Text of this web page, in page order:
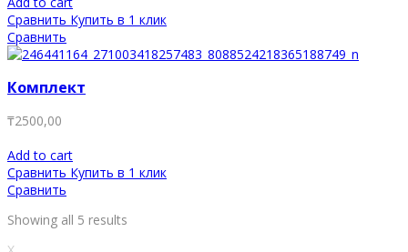
Сравнить Купить в 1 клик
Сравнить
Комплект
₸2500,00
Add to cart
Сравнить Купить в 1 клик
Сравнить
Showing all 5 results